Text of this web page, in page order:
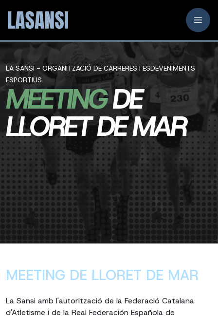
LA SANSI - ORGANITZACIÓ DE CARRERES I ESDEVENIMENTS
ESPORTIUS
MEETINGDE
LLORET DE MAR
MEETING DE LLORET DE MAR
La Sansi amb l'autorització de la Federació Catalana
d'Atletisme i de la Real Federación Española de